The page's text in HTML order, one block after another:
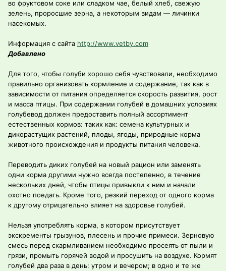
во фруктовом соке или сладком чае, белый хлеб, свежую
зелень, проросшие зерна, а некоторым видам — личинки
насекомых.
Информация с сайта http://www.vetby.com
Добавлено
Для того, чтобы голуби хорошо себя чувствовали, необходимо
правильно организовать кормление и содержание, так как в
зависимости от питания определяется скорость развития, рост
и масса птицы. При содержании голубей в домашних условиях
голубевод должен предоставить полный ассортимент
естественных кормов: таких как: семена культурных и
дикорастущих растений, плоды, ягоды, природные корма
животного происхождения и продукты питания человека.
Переводить диких голубей на новый рацион или заменять
одни корма другими нужно всегда постепенно, в течение
нескольких дней, чтобы птицы привыкли к ним и начали
охотно поедать. Кроме того, резкий переход от одного корма
к другому отрицательно влияет на здоровье голубей.
Нельзя употреблять корма, в котором присутствует
экскременты грызунов, плесень и прочие примеси. Зерновую
смесь перед скармливанием необходимо просеять от пыли и
грязи, промыть горячей водой и просушить на воздухе. Кормят
голубей два раза в день: утром и вечером; в одно и те же